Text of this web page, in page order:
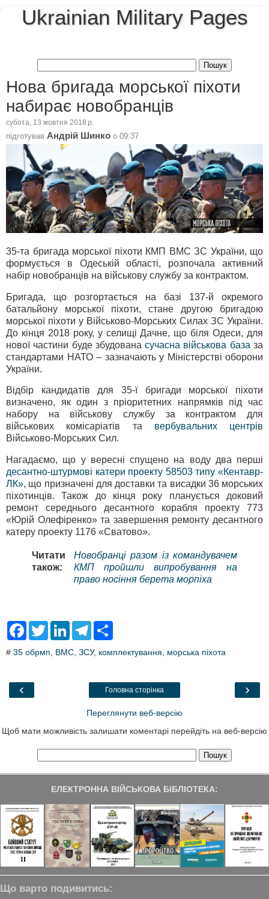
Ukrainian Military Pages
Нова бригада морської піхоти
набирає новобранців
субота, 13 жовтня 2018 р.
підготував Андрій Шинко о 09:37
35-та бригада морської піхоти КМП ВМС ЗС України, що
формується в Одеській області, розпочала активний
набір новобранців на військову службу за контрактом.
Бригада, що розгортається на базі 137-й окремого
батальйону морської піхоти, стане другою бригадою
морської піхоти у Військово-Морських Силах ЗС України.
До кінця 2018 року, у селищі Дачне, що біля Одеси, для
нової частини буде збудованасучасна військова база за
стандартами НАТО – зазначають у Міністерстві оборони
України.
Відбір кандидатів для 35-ї бригади морської піхоти
визначено, як один з пріоритетних напрямків під час
набору на військову службу за контрактом для
військових комісаріатів та вербувальних центрів
Військово-Морських Сил.
Нагадаємо, що у вересні спущено на воду два перші
десантно-штурмові катери проекту 58503 типу «Кентавр-
ЛК», що призначені для доставки та висадки 36 морських
піхотинців. Також до кінця року планується доковий
ремонт середнього десантного корабля проекту 773
«Юрій Олефіренко» та завершення ремонту десантного
катеру проекту 1176 «Сватово».
Читати
також:
Новобранці разом із командувачем
КМП пройшли випробування на
право носіння берета морпіха
F
e
o
T
t
L
k
T
e
a
r
# 35 обрмп ВМС ЗСУ, комплектування морська піхота
‹ ›
Головна сторінка
Переглянути веб-версію
Щоб мати можливість залишати коментарі перейдіть на веб-версію
ЕЛЕКТРОННА ВІЙСЬКОВА БІБЛІОТЕКА:
Що варто подивитись: